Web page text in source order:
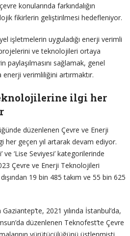
konularında farkındalığın
fikirlerin geliştirilmesi hedefleniyor.
işletmelerin uyguladığı enerji verimli
ve teknolojileri ortaya
paylaşılmasını sağlamak, genel
verimliliğini artırmaktır.
ilgi her
düzenlenen Çevre ve Enerji
her geçen yıl artarak devam ediyor.
ve ‘Lise Seviyesi’ kategorilerinde
Çevre ve Enerji Teknolojileri
19 bin 485 takım ve 55 bin 625
2021 yılında İstanbul’da,
düzenlenen Teknofest’te Çevre